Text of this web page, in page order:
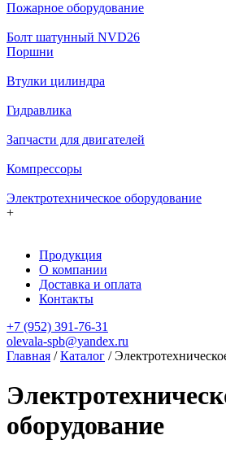
Пожарное оборудование
Болт шатунный NVD26
Поршни
Втулки цилиндра
Гидравлика
Запчасти для двигателей
Компрессоры
Электротехническое оборудование
+
Продукция
О компании
Доставка и оплата
Контакты
+7 (952) 391-76-31
olevala-spb@yandex.ru
Главная /Каталог /
оборудование